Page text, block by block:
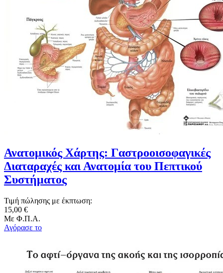
Ανατομικός Χάρτης: Γαστροοισοφαγικές
Διαταραχές και Ανατομία του Πεπτικού
Συστήματος
Τιμή πώλησης με έκπτωση:
15,00 €
Με Φ.Π.Α.
Αγόρασε το